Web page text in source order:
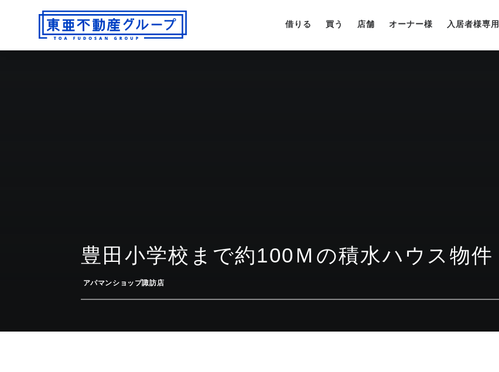
借りる 買う 店舗 オーナー様 入居者様専用
豊田小学校まで約100Ｍの積水ハウス物件
アパマンショップ諏訪店